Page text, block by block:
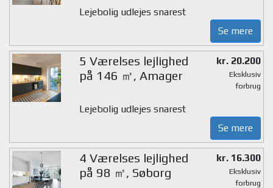
Lejebolig udlejes snarest
Se mere
5 Værelses lejlighed
på 146 ㎡, Amager
kr. 20.200
Eksklusiv
forbrug
Lejebolig udlejes snarest
Se mere
4 Værelses lejlighed
på 98 ㎡, Søborg
kr. 16.300
Eksklusiv
forbrug